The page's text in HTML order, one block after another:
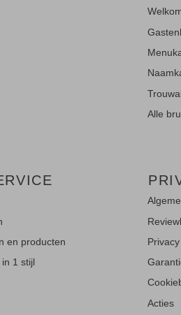
Alle
en producten
1 stijl
Privacy
Acties